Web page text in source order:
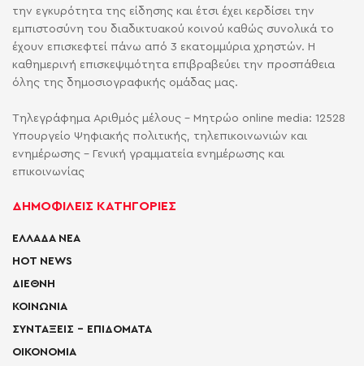
την εγκυρότητα της είδησης και έτσι έχει κερδίσει την
εμπιστοσύνη του διαδικτυακού κοινού καθώς συνολικά το
έχουν επισκεφτεί πάνω από 3 εκατομμύρια χρηστών. Η
καθημερινή επισκεψιμότητα επιβραβεύει την προσπάθεια
όλης της δημοσιογραφικής ομάδας μας.
Τηλεγράφημα Αριθμός μέλους - Μητρώο online media: 12528
Υπουργείο Ψηφιακής πολιτικής, τηλεπικοινωνιών και
ενημέρωσης - Γενική γραμματεία ενημέρωσης και
επικοινωνίας
ΔΗΜΟΦΙΛΕΙΣ ΚΑΤΗΓΟΡΙΕΣ
ΕΛΛΑΔΑ ΝΕΑ
HOT NEWS
ΔΙΕΘΝΗ
ΚΟΙΝΩΝΙΑ
ΣΥΝΤΑΞΕΙΣ – ΕΠΙΔΟΜΑΤΑ
ΟΙΚΟΝΟΜΙΑ